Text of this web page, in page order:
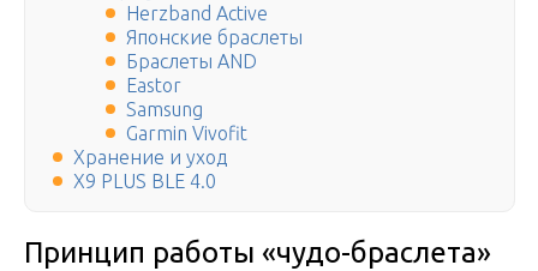
Herzband Active
Японские браслеты
Браслеты AND
Eastor
Samsung
Garmin Vivofit
Хранение и уход
X9 PLUS BLE 4.0
Принцип работы «чудо-браслета»